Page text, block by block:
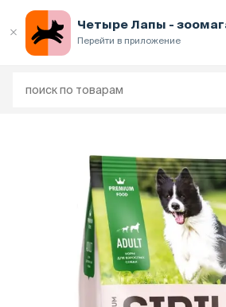
Четыре Лапы -
Перейти в приложение